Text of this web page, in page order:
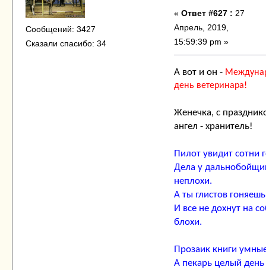
Сообщений: 3427
Сказали спасибо: 34
« Ответ #627 : 27
Апрель, 2019,
15:59:39 pm »
А вот и он -
день ветеринара!
Женечка, с
ангел - хранитель!
Пилот увидит сотни
Дела у
неплохи.
А ты глистов
И все не дохнут на
блохи.
Прозаик книги
А пекарь целый день